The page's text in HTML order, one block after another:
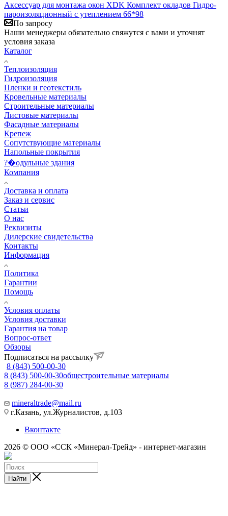
Аксессуар для монтажа окон XDK Комплект окладов Гидро-
пароизоляционный с утеплением 66*98
По запросу
Наши менеджеры обязательно свяжутся с вами и уточнят
условия заказа
Каталог
Теплоизоляция
Гидроизоляция
Пленки и геотекстиль
Кровельные материалы
Строительные материалы
Листовые материалы
Фасадные материалы
Крепеж
Сопутствующие материалы
Напольные покрытия
?�одульные здания
Компания
Доставка и оплата
Заказ и сервис
Статьи
О нас
Реквизиты
Дилерские свидетельства
Контакты
Информация
Политика
Гарантии
Помощь
Условия оплаты
Условия доставки
Гарантия на товар
Вопрос-ответ
Обзоры
Подписаться на рассылку
8 (843) 500-00-30
8 (843) 500-00-30общестроительные материалы
8 (987) 284-00-30
mineraltrade@mail.ru
г.Казань, ул.Журналистов, д.103
Вконтакте
2026 © ООО «ССК «Минерал-Трейд» - интернет-магазин
Найти